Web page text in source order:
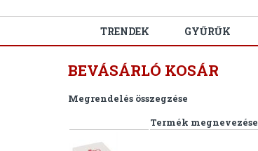
TRENDEK GYŰRŰK
BEVÁSÁRLÓ KOSÁR
Megrendelés összegzése
Termék megnevezése